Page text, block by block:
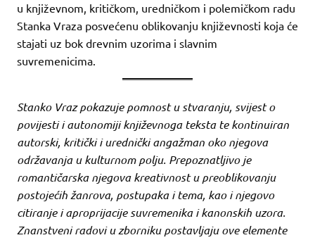
u književnom, kritičkom, uredničkom i polemičkom radu
Stanka Vraza posvećenu oblikovanju književnosti koja će
stajati uz bok drevnim uzorima i slavnim
suvremenicima.
Stanko Vraz pokazuje pomnost u stvaranju, svijest o
povijesti i autonomiji književnoga teksta te kontinuiran
autorski, kritički i urednički angažman oko njegova
održavanja u kulturnom polju. Prepoznatljivo je
romantičarska njegova kreativnost u preoblikovanju
postojećih žanrova, postupaka i tema, kao i njegovo
citiranje i aproprijacije suvremenika i kanonskih uzora.
Znanstveni radovi u zborniku postavljaju ove elemente